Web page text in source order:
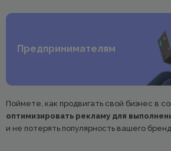
Предпринимателям
Поймете, как продвигать свой бизнес в
оптимизировать рекламу для
и не потерять популярность вашего